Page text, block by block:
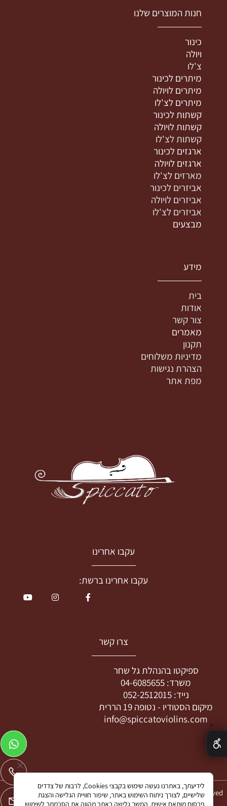
חנות המוצרים שלנו
כינור
ויולה
צ'לו
מיתרים לכינור
מיתרים לויולה
מיתרים לצ'לו
קשתות לכינור
קשתות לויולה
קשתות לצ'לו
ארגזים לכינור
ארגזים לויולה
מארזים לצ'לו
אביזרים לכינור
אביזרים לויולה
אביזרים לצ'לו
מבצעים
מידע
בית
אודות
צור קשר
מאמרים
תקנון
מדיניות משלוחים
הצהרת נגישות
מפת אתר
עקבו אחרינו
עקבו אחרינו ברשת:
צרו קשר
ספיקטו בהנהלת גל שחר
משרד: 04-6085655
נייד:052-2512015
מיקום הסטודיו - נטופה 19 הררית
info@spiccatoviolins.com
2all © 2024 All Rights Reserved
✕
לידיעתך, באתרנו נעשה שימוש בקבצי Cookies, לרבות של צדדים
שלישיים, לצורך ניתוח השימוש באתר, שיפור חוויית הגלישה והצגת
פרסום מותאם אישית. המשך גלישה באתר מהווה את הסכמתך לשימוש